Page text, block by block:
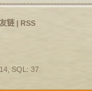
友链 | RSS
SQL: 37